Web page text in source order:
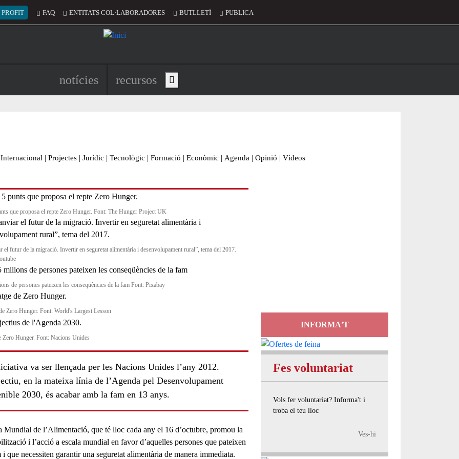
del compte d'usuari
PROFIT FAQ ENTITATS COL·LABORADORES BUTLLETÍ PUBLICA
Navegació principal de l'encapçalament
notícies recursos Show main menu
Internacional | Projectes | Jurídic | Tecnològic | Formació | Econòmic | Agenda | Opinió | Vídeos
que proposa el repte Zero Hunger. Font: The Hunger Project UK
el futur de la migració. Invertir en seguretat alimentària i desenvolupament rural”, tema del 2017.
de persones pateixen les conseqüències de la fam Font: Pixabay
Zero Hunger. Font: World's Largest Lesson
Zero Hunger. Font: Nacions Unides
va ser llençada per les Nacions Unides l’any 2012.
en la mateixa línia de l’Agenda pel Desenvolupament
2030, és acabar amb la fam en 13 anys.
Mundial de l’Alimentació, que té lloc cada any el 16 d’octubre, promou la
i l’acció a escala mundial en favor d’aquelles persones que pateixen
i que necessiten garantir una seguretat alimentària de manera immediata.
INFORMA'T
Fes voluntariat
Vols fer voluntariat? Informa't i
troba el teu lloc
Ves-hi